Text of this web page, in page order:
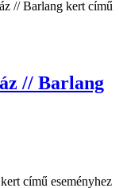
// Barlang